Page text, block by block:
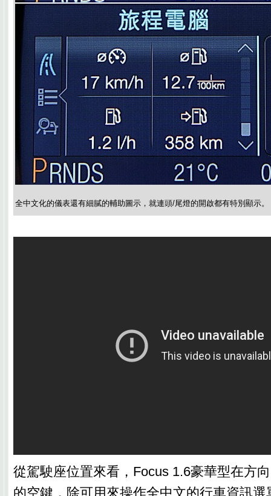
全中文化的儀表還有細膩的輔助圖示，就連頭/尾燈的開啟都有特別顯示。
從駕駛座位置來看，Focus 1.6豪華型在方
的空鍵，除可用來操作全中文的行車資訊